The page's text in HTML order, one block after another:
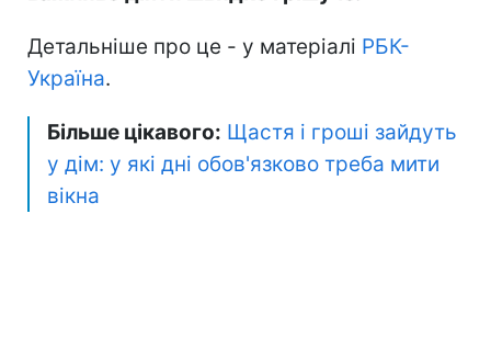
Детальніше про це - у матеріалі РБК-
Україна.
Більше цікавого: Щастя і гроші зайдуть
у дім: у які дні обов'язково треба мити
вікна